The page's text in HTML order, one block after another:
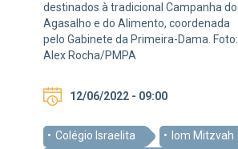
destinados à tradicional Campanha do
Agasalho e do Alimento, coordenada
pelo Gabinete da Primeira-Dama. Foto:
Alex Rocha/PMPA
12/06/2022 - 09:00
Colégio Israelita
Iom Mitzvah